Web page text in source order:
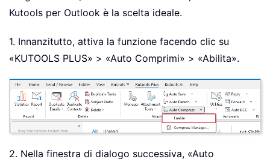
Kutools per Outlook è la scelta ideale.
1. Innanzitutto, attiva la funzione facendo clic su
«KUTOOLS PLUS» > «Auto Comprimi» > «Abilita».
2. Nella finestra di dialogo successiva, «Auto